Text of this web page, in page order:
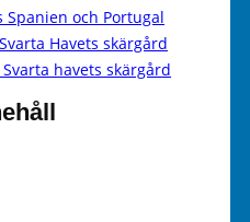
Spanien och Portugal
Havets skärgård
havets skärgård